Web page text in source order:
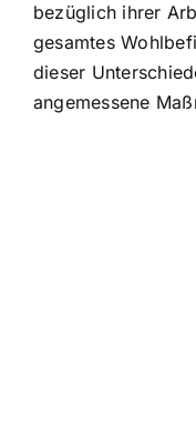
bezüglich ihrer
gesamtes
dieser
angemessene